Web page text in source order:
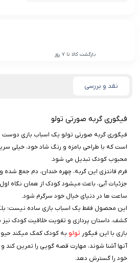
بازگشت کالا تا 7 روز
نقد و بررسی
فیگوری گربه صورتی تولو
فیگوری گربه صورتی تولو یک اسباب‌ بازی دوست‌
است که با طراحی بامزه و رنگ شاد خود، خیلی
محبوب کودک تبدیل می‌ شود.
فرم فانتزی این گربه، چهره خندان، دم جمع‌
جزئیات آبی، باعث میشود کودک از همان نگاه اول
ساعت‌ ها در دنیای خیال خود سرگرم شود.
این محصول فقط یک اسباب‌ بازی ساده نیست؛ بلکه
کشف، داستان‌ پردازی و تقویت خلاقیت کودک نیز
بازی با این فیگور تولو به کودک کمک میکند
آنها آشنا شوند، مهارت قصه‌ گویی را تمرین کند
خود را گسترش دهد.